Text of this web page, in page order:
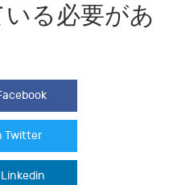
る必要があ
Twitter